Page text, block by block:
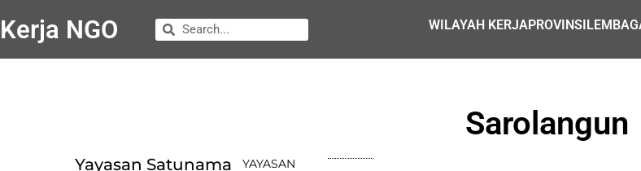
Kerja NGO WILAYAH KERJAPROVINSI
Sarolangun
Yayasan Satunama
YAYASAN